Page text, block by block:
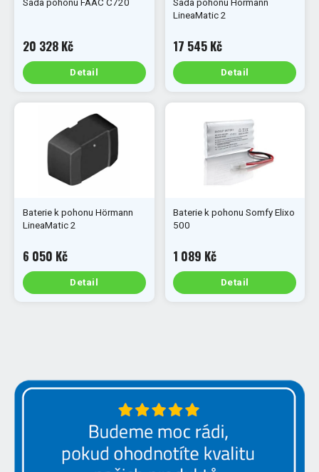
Sada pohonu FAAC C720
20 328 Kč
Detail
Sada pohonu Hörmann
LineaMatic 2
17 545 Kč
Detail
Baterie k pohonu Hörmann
LineaMatic 2
6 050 Kč
Detail
Baterie k pohonu Somfy Elixo
500
1 089 Kč
Detail